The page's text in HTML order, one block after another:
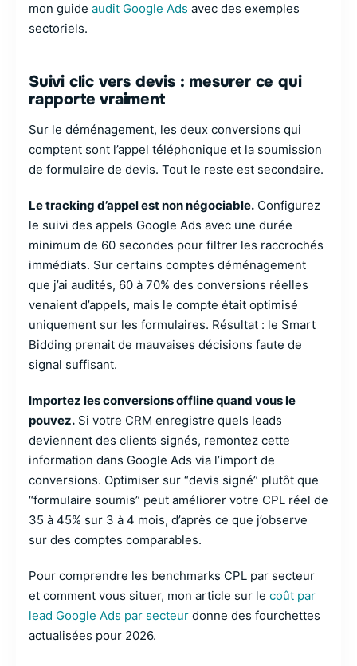
mon guide audit Google Ads avec des exemples
sectoriels.
Suivi clic vers devis : mesurer ce qui
rapporte vraiment
Sur le déménagement, les deux conversions qui
comptent sont l’appel téléphonique et la soumission
de formulaire de devis. Tout le reste est secondaire.
Le tracking d’appel est non négociable. Configurez
le suivi des appels Google Ads avec une durée
minimum de 60 secondes pour filtrer les raccrochés
immédiats. Sur certains comptes déménagement
que j’ai audités, 60 à 70% des conversions réelles
venaient d’appels, mais le compte était optimisé
uniquement sur les formulaires. Résultat : le Smart
Bidding prenait de mauvaises décisions faute de
signal suffisant.
Importez les conversions offline quand vous le
pouvez. Si votre CRM enregistre quels leads
deviennent des clients signés, remontez cette
information dans Google Ads via l’import de
conversions. Optimiser sur “devis signé” plutôt que
“formulaire soumis” peut améliorer votre CPL réel de
35 à 45% sur 3 à 4 mois, d’après ce que j’observe
sur des comptes comparables.
Pour comprendre les benchmarks CPL par secteur
et comment vous situer, mon article sur le coût par
lead Google Ads par secteur donne des fourchettes
actualisées pour 2026.